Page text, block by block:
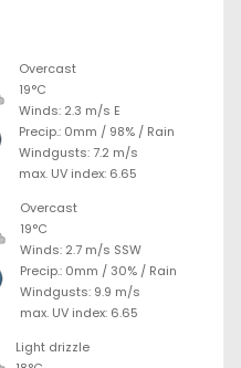
Overcast
19°C
Winds: 2.3 m/s E
Precip.: 0mm / 98% / Rain
Windgusts: 7.2 m/s
max. UV index: 6.65
Overcast
19°C
Winds: 2.7 m/s SSW
Precip.: 0mm /30% / Rain
Windgusts: 9.9 m/s
max. UV index: 6.65
Light drizzle